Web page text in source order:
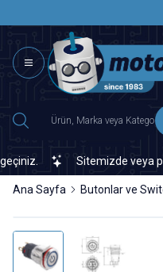
Sitemizde veya
Ana Sayfa Butonlar ve